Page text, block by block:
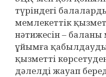
түріндегі
мемлекеттік
нәтижесін – баланы
ұйымға
қызметті
дәлелді жауап